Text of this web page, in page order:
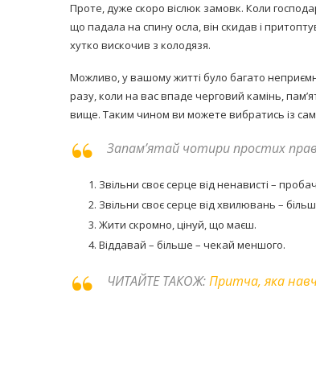
Проте, дуже скоро віслюк замовк. Коли
що падала на спину осла, він скидав і
хутко вискочив з колодязя.
Можливо, у вашому житті було багато
разу, коли на вас впаде черговий камінь,
вище. Таким чином ви можете вибратись із
Запам’ятай чотири простих
Звільни своє серце від ненависті –
Звільни своє серце від хвилювань –
Жити скромно, цінуй, що маєш.
Віддавай – більше – чекай меншого.
ЧИТАЙТЕ ТАКОЖ:Притча, яка